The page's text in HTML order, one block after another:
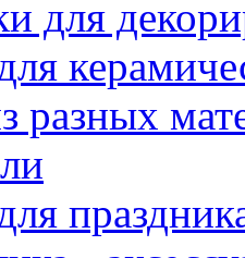
для
разных